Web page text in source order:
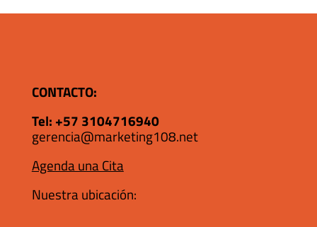
CONTACTO:
Tel: +57 3104716940
gerencia@marketing108.net
Agenda una Cita
Nuestra ubicación: